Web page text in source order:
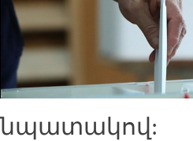
նպատակով: